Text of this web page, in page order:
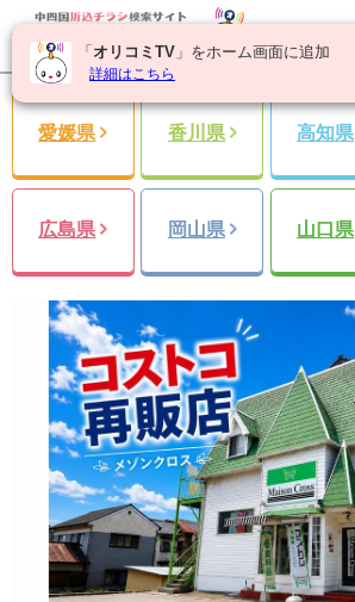
愛媛県 香川県 高知県
広島県 岡山県 山口県
「 オリコミTV 」をホーム画面に追加
詳細はこちら